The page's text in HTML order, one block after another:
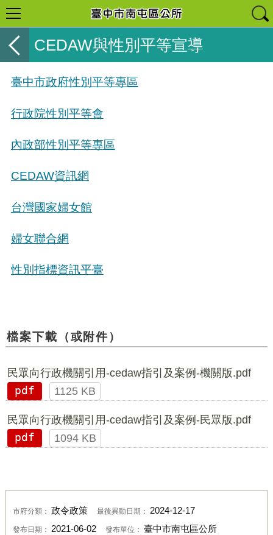
CEDAW與性別平等宣導
臺中市政府性別平等專區
行政院性別平等會
內政部性別平等專區
CEDAW資訊網
台灣國家婦女館
婦女聯合網
性別指標資訊平臺
檔案下載（或附件）
民眾向行政機關引用-cedaw指引及案例-機關版.pdf
pdf
1125 KB
民眾向行政機關引用-cedaw指引及案例-民眾版.pdf
pdf
1094 KB
市府分類： 政令政策 最後異動日期： 2024-12-17
發布日期： 2021-06-02 發布單位： 臺中市南屯區公所